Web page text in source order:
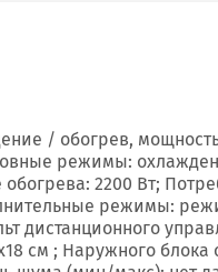
/ обогрев,
режимы:
2200 Вт;
режимы:
дистанционного
см ; Наружного